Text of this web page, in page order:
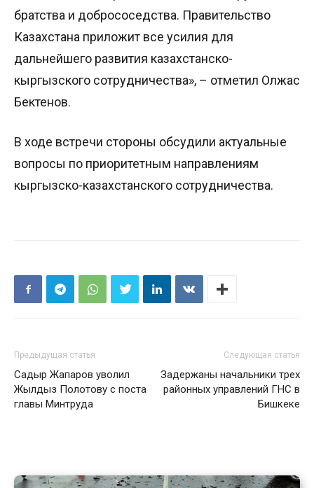
братства и добрососедства. Правительство
Казахстана приложит все усилия для
дальнейшего развития казахстанско-
кыргызского сотрудничества», – отметил Олжас
Бектенов.
В ходе встречи стороны обсудили актуальные
вопросы по приоритетным направлениям
кыргызско-казахстанского сотрудничества.
Предыдущая статья
Садыр Жапаров уволил
Жылдыз Полотову с поста
главы Минтруда
Следующая статья
Задержаны начальники трех
районных управлений ГНС в
Бишкеке